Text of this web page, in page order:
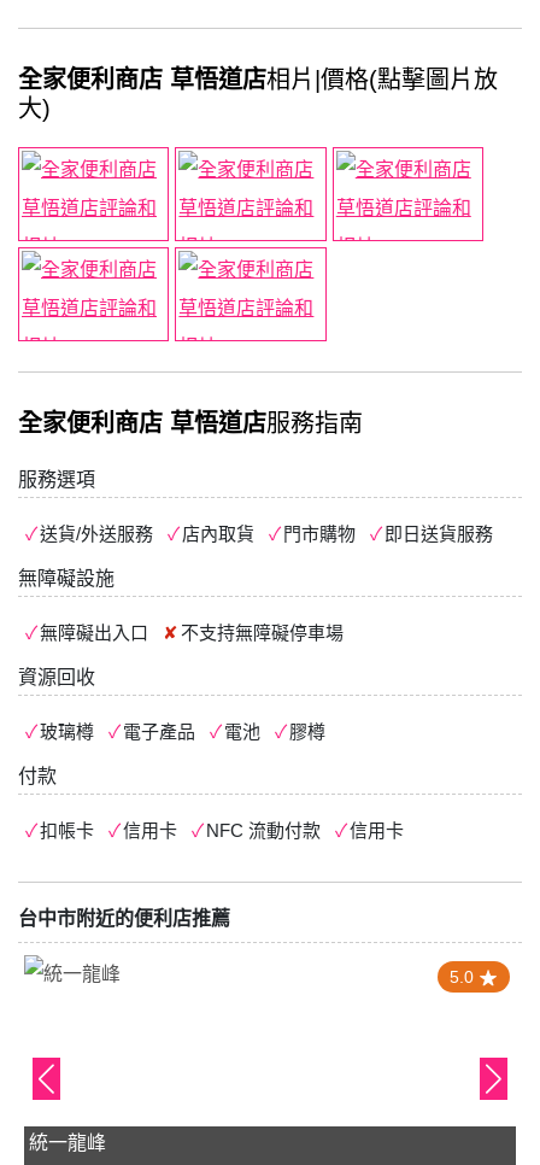
全家便利商店 草悟道店相片|價格(點擊圖片放
大)
全家便利商店 草悟道店服務指南
服務選項
送貨/外送服務 店內取貨 門市購物 即日送貨服務
無障礙設施
無障礙出入口 不支持無障礙停車場
資源回收
玻璃樽 電子產品 電池 膠樽
付款
扣帳卡 信用卡 NFC 流動付款 信用卡
台中市附近的便利店推薦
4.0
蝦皮店到店 龍井中社店